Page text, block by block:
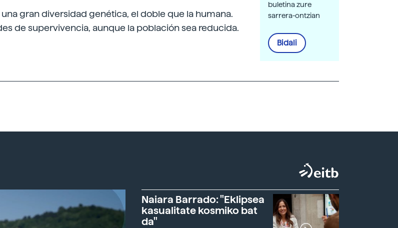
gran diversidad genética, el doble que la humana.
de supervivencia, aunque la población sea reducida.
buletina zure
sarrera-ontzian
Bidali
Naiara Barrado: "Eklipsea
kasualitate kosmiko bat
da"